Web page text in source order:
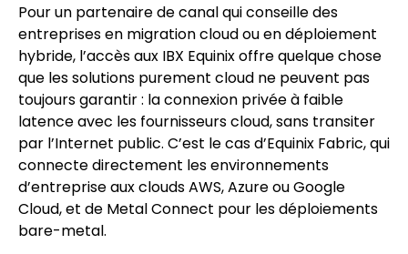
Pour un partenaire de canal qui conseille des
entreprises en migration cloud ou en déploiement
hybride, l’accès aux IBX Equinix offre quelque chose
que les solutions purement cloud ne peuvent pas
toujours garantir : la connexion privée à faible
latence avec les fournisseurs cloud, sans transiter
par l’Internet public. C’est le cas d’Equinix Fabric, qui
connecte directement les environnements
d’entreprise aux clouds AWS, Azure ou Google
Cloud, et de Metal Connect pour les déploiements
bare-metal.